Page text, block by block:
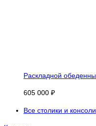
Раскладной
605 000 ₽
Все столики и консоли